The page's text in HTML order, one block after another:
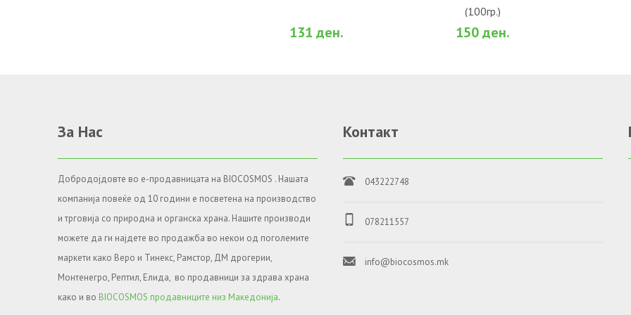
131 ден.
(100гр.)
150 ден.
Во желби За споредба
За Нас
Добродојдовте во е-продавницата на BIOCOSMOS . Нашата
компанија повеќе од 10 години е посветена на производство
и трговија со природна и органска храна. Нашите производи
можете да ги најдете во продажба во некои од поголемите
маркети како Веро и Тинекс, Рамстор, ДМ дрогерии,
Монтенегро, Рептил, Елида, во продавници за здрава храна
како и во BIOCOSMOS продавниците низ Македонија.
Контакт
043222748
078211557
info@biocosmos.mk